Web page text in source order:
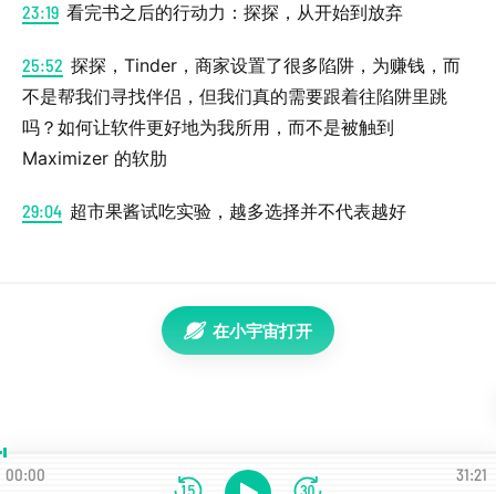
23:19 看完书之后的行动力：探探，从开始到放弃
25:52 探探，Tinder，商家设置了很多陷阱，为赚钱，而
不是帮我们寻找伴侣，但我们真的需要跟着往陷阱里跳
吗？如何让软件更好地为我所用，而不是被触到
Maximizer 的软肋
29:04 超市果酱试吃实验，越多选择并不代表越好
在小宇宙打开
00:00 31:21